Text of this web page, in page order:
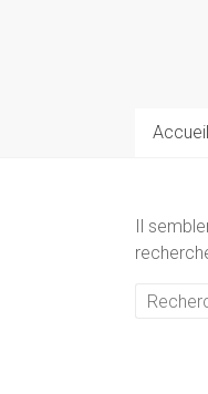
Accueil
Il